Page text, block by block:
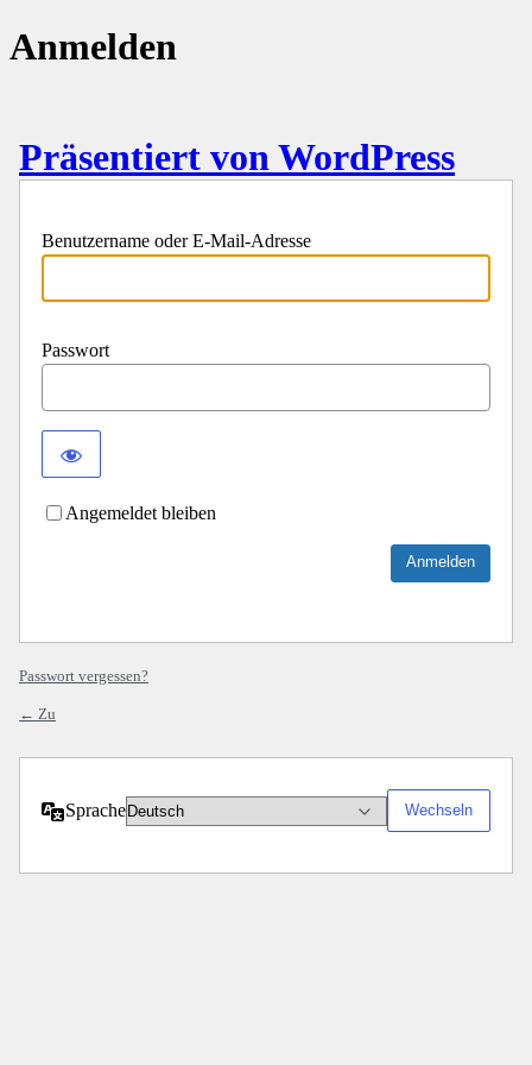
Anmelden
Präsentiert von WordPress
Benutzername oder E-Mail-Adresse
Passwort
Angemeldet bleiben
Passwort vergessen?
← Zu
Sprache